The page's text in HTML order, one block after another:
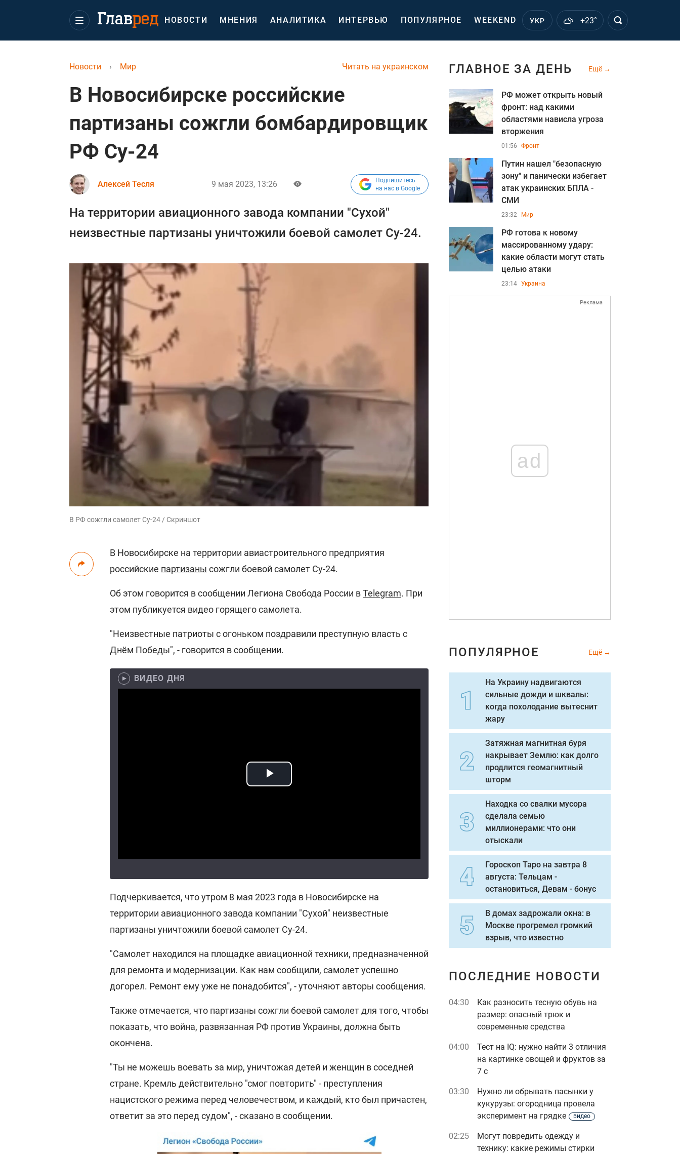
НОВОСТИ МНЕНИЯ АНАЛИТИКА ИНТЕРВЬЮ ПОПУЛЯРНОЕ WEEKEND УКР +23°
Читать на украинском
Новости › Мир
В Новосибирске российские
партизаны сожгли бомбардировщик
РФ Су-24
Алексей Тесля 9 мая 2023, 13:26
Подпишитесь
на нас в Google
На территории авиационного завода компании "Сухой"
неизвестные партизаны уничтожили боевой самолет Су-24.
В РФ сожгли самолет Су-24 / Скриншот
В Новосибирске на территории авиастроительного предприятия
российские партизаны сожгли боевой самолет Су-24.
Об этом говорится в сообщении Легиона Свобода России вTelegram. При
этом публикуется видео горящего самолета.
"Неизвестные патриоты с огоньком поздравили преступную власть с
Днём Победы", - говорится в сообщении.
ВИДЕО ДНЯ
Подчеркивается, что утром 8 мая 2023 года в Новосибирске на
территории авиационного завода компании "Сухой" неизвестные
партизаны уничтожили боевой самолет Су-24.
"Самолет находился на площадке авиационной техники, предназначенной
для ремонта и модернизации. Как нам сообщили, самолет успешно
догорел. Ремонт ему уже не понадобится", - уточняют авторы сообщения.
Также отмечается, что партизаны сожгли боевой самолет для того, чтобы
показать, что война, развязанная РФ против Украины, должна быть
окончена.
"Ты не можешь воевать за мир, уничтожая детей и женщин в соседней
стране. Кремль действительно "смог повторить" - преступления
нацистского режима перед человечеством, и каждый, кто был причастен,
ответит за это перед судом", - сказано в сообщении.
ГЛАВНОЕ ЗА ДЕНЬ Ещё
РФ может открыть новый
фронт: над какими
областями нависла угроза
вторжения
01:56 Фронт
Путин нашел "безопасную
зону" и панически избегает
атак украинских БПЛА -
СМИ
23:32 Мир
РФ готова к новому
массированному удару:
какие области могут стать
целью атаки
23:14 Украина
Реклама
ad
ПОПУЛЯРНОЕ Ещё
На Украину надвигаются
сильные дожди и шквалы:
когда похолодание вытеснит
жару
Затяжная магнитная буря
накрывает Землю: как долго
продлится геомагнитный
шторм
Находка со свалки мусора
сделала семью
миллионерами: что они
отыскали
Гороскоп Таро на завтра 8
августа: Тельцам -
остановиться, Девам - бонус
В домах задрожали окна: в
Москве прогремел громкий
взрыв, что известно
ПОСЛЕДНИЕ НОВОСТИ
04:30
Как разносить тесную обувь на
размер: опасный трюк и
современные средства
04:00
Тест на IQ: нужно найти 3 отличия
на картинке овощей и фруктов за
7 с
03:30
Нужно ли обрывать пасынки у
кукурузы: огородница провела
эксперимент на грядке
видео
02:25
Могут повредить одежду и
технику: какие режимы стирки